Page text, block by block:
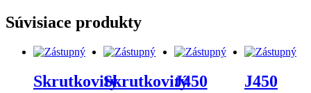
Súvisiace produkty
SkrutkovitýSkrutkovitýJ450
J450